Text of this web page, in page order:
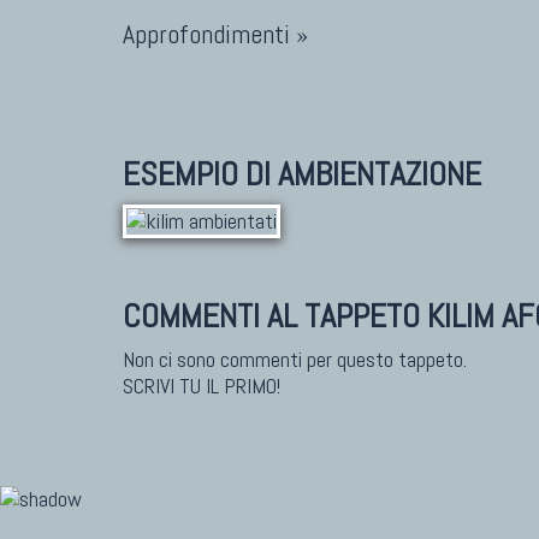
Approfondimenti »
ESEMPIO DI AMBIENTAZIONE
COMMENTI AL TAPPETO KILIM
Non ci sono commenti per questo tappeto.
SCRIVI TU IL PRIMO!